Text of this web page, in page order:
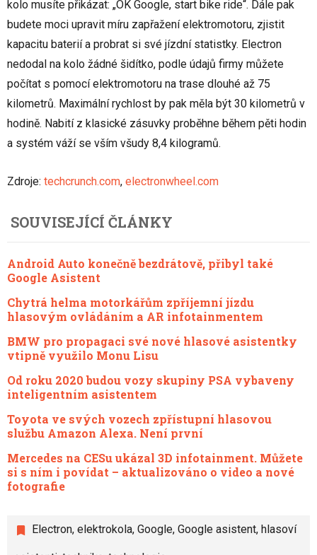
kolo musíte přikázat: „OK Google, start bike ride“. Dále pak
budete moci upravit míru zapřažení elektromotoru, zjistit
kapacitu baterií a probrat si své jízdní statistky. Electron
nedodal na kolo žádné šidítko, podle údajů firmy můžete
počítat s pomocí elektromotoru na trase dlouhé až 75
kilometrů. Maximální rychlost by pak měla být 30 kilometrů v
hodině. Nabití z klasické zásuvky proběhne během pěti hodin
a systém váží se vším všudy 8,4 kilogramů.
Zdroje: techcrunch.com, electronwheel.com
Electron, elektrokola, Google, Google asistent, hlasoví
SOUVISEJÍCÍ ČLÁNKY
Android Auto konečně bezdrátově, přibyl také
Google Asistent
Chytrá helma motorkářům zpříjemní jízdu
hlasovým ovládáním a AR infotainmentem
BMW pro propagaci své nové hlasové asistentky
vtipně využilo Monu Lisu
Od roku 2020 budou vozy skupiny PSA vybaveny
inteligentním asistentem
Toyota ve svých vozech zpřístupní hlasovou
službu Amazon Alexa. Není první
Mercedes na CESu ukázal 3D infotainment. Můžete
si s ním i povídat – aktualizováno o video a nové
fotografie